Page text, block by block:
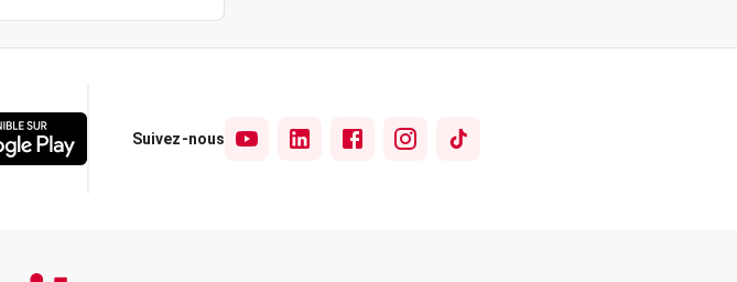
Suivez-nous